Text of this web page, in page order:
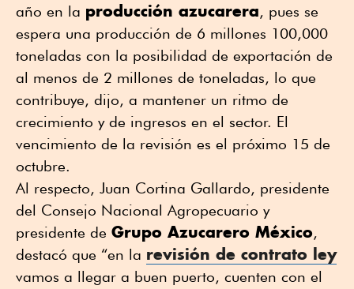
año en la producción azucarera, pues se
espera una producción de 6 millones 100,000
toneladas con la posibilidad de exportación de
al menos de 2 millones de toneladas, lo que
contribuye, dijo, a mantener un ritmo de
crecimiento y de ingresos en el sector. El
vencimiento de la revisión es el próximo 15 de
octubre.
Al respecto, Juan Cortina Gallardo, presidente
del Consejo Nacional Agropecuario y
presidente de Grupo Azucarero México,
destacó que “en la revisión de contrato ley
vamos a llegar a buen puerto, cuenten con el